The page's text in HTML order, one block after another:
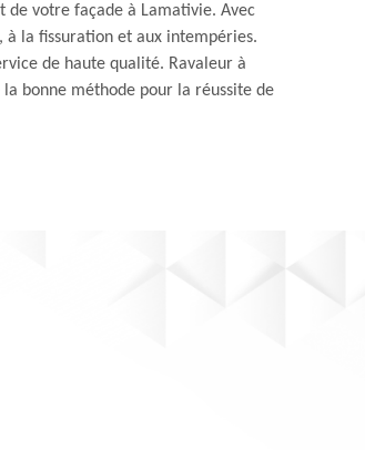
de votre façade à Lamativie. Avec
à la fissuration et aux intempéries.
de haute qualité. Ravaleur à
bonne méthode pour la réussite de